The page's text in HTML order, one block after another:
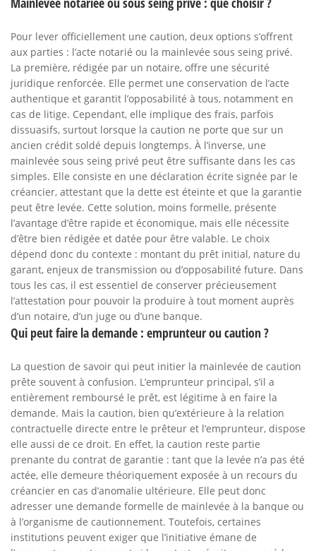
Pour lever officiellement une caution, deux options s’offrent
aux parties : l’acte notarié ou la mainlevée sous seing privé.
La première, rédigée par un notaire, offre une sécurité
juridique renforcée. Elle permet une conservation de l’acte
authentique et garantit l’opposabilité à tous, notamment en
cas de litige. Cependant, elle implique des frais, parfois
dissuasifs, surtout lorsque la caution ne porte que sur un
ancien crédit soldé depuis longtemps. À l’inverse, une
mainlevée sous seing privé peut être suffisante dans les cas
simples. Elle consiste en une déclaration écrite signée par le
créancier, attestant que la dette est éteinte et que la garantie
peut être levée. Cette solution, moins formelle, présente
l’avantage d’être rapide et économique, mais elle nécessite
d’être bien rédigée et datée pour être valable. Le choix
dépend donc du contexte : montant du prêt initial, nature du
garant, enjeux de transmission ou d’opposabilité future. Dans
tous les cas, il est essentiel de conserver précieusement
l’attestation pour pouvoir la produire à tout moment auprès
d’un notaire, d’un juge ou d’une banque.
Qui peut faire la demande : emprunteur ou caution ?
La question de savoir qui peut initier la mainlevée de caution
prête souvent à confusion. L’emprunteur principal, s’il a
entièrement remboursé le prêt, est légitime à en faire la
demande. Mais la caution, bien qu’extérieure à la relation
contractuelle directe entre le prêteur et l’emprunteur, dispose
elle aussi de ce droit. En effet, la caution reste partie
prenante du contrat de garantie : tant que la levée n’a pas été
actée, elle demeure théoriquement exposée à un recours du
créancier en cas d’anomalie ultérieure. Elle peut donc
adresser une demande formelle de mainlevée à la banque ou
à l’organisme de cautionnement. Toutefois, certaines
institutions peuvent exiger que l’initiative émane de